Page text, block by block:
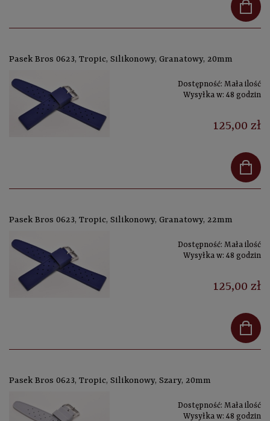
Pasek Bros 0623, Tropic, Silikonowy, Granatowy, 20mm
Dostępność: Mała ilość
Wysyłka w: 48 godzin
125,00 zł
Pasek Bros 0623, Tropic, Silikonowy, Granatowy, 22mm
Dostępność: Mała ilość
Wysyłka w: 48 godzin
125,00 zł
Pasek Bros 0623, Tropic, Silikonowy, Szary, 20mm
Dostępność: Mała ilość
Wysyłka w: 48 godzin